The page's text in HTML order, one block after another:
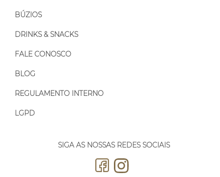
BÚZIOS
DRINKS & SNACKS
FALE CONOSCO
BLOG
REGULAMENTO INTERNO
LGPD
SIGA AS NOSSAS REDES SOCIAIS